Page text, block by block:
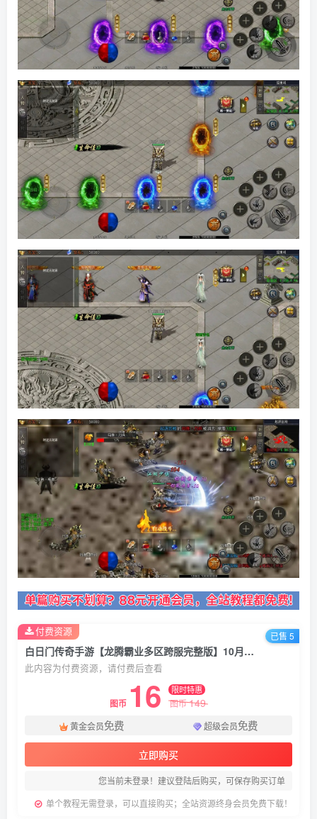
白日门传奇手游【龙腾霸业多区跨服完整版】10月最新打包Win系一键服务端+详细搭建教程+通用视频教程+管理后台+GM授权后台+安卓客户端
此内容为付费资源，请付费后查看
图币 16 限时特惠
图币149
黄金会员免费 超级会员免费
立即购买
您当前未登录！建议登陆后购买，可保存购买订单
单个教程无需登录，可以直接购买；全站资源终身会员免费下载！
付费资源 已售 5